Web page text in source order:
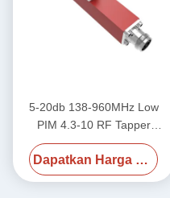
5-20db 138-960MHz Low
PIM 4.3-10 RF Tapper
Wanita
Dapatkan Harga Terbaik